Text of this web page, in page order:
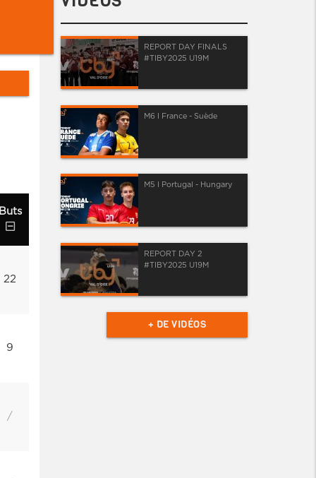
Buts
22
9
/
REPORT DAY FINALS
#TIBY2025 U19M
M6 I France - Suède
M5 I Portugal - Hungary
REPORT DAY 2
#TIBY2025 U19M
+ DE VIDÉOS